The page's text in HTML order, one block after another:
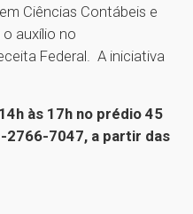
Ciências Contábeis e
auxílio no
Federal. A iniciativa
às 17h no prédio 45
2766-7047, a partir das